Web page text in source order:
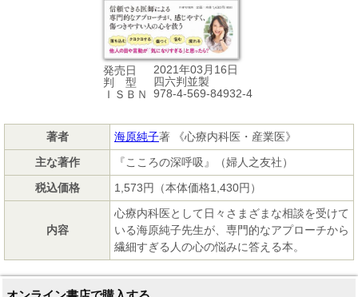
発売日
2021年03月16日
判 型
四六判並製
ＩＳＢＮ
978-4-569-84932-4
著者 海原純子著 《心療内科医・産業医》
主な著作
『こころの深呼吸』（婦人之友社）
税込価格
1,573円（本体価格1,430円）
内容
心療内科医として日々さまざまな相談を受けて
いる海原純子先生が、専門的なアプローチから
繊細すぎる人の心の悩みに答える本。